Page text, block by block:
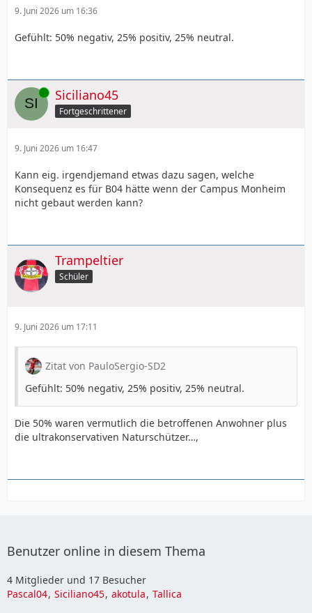
9. Juni 2026 um 16:36
Gefühlt: 50% negativ, 25% positiv, 25% neutral.
Online Siciliano45
Fortgeschrittener
9. Juni 2026 um 16:47
Kann eig. irgendjemand etwas dazu sagen, welche
Konsequenz es für B04 hätte wenn der Campus Monheim
nicht gebaut werden kann?
Trampeltier
Schüler
9. Juni 2026 um 17:11
Zitat von PauloSergio-SD2
Gefühlt: 50% negativ, 25% positiv, 25% neutral.
Die 50% waren vermutlich die betroffenen Anwohner plus
die ultrakonservativen Naturschützer…,
Benutzer online in diesem Thema
4 Mitglieder und 17 Besucher
Pascal04 Siciliano45 akotula Tallica